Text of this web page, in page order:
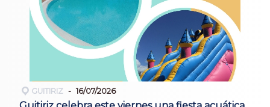
GUITIRIZ 16/07/2026